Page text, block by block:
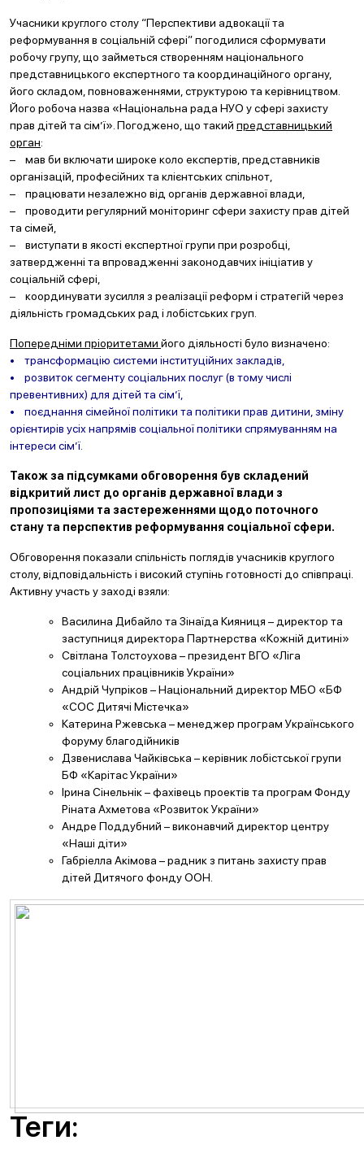
Учасники круглого столу “Перспективи адвокації та
реформування в соціальній сфері” погодилися сформувати
робочу групу, що займеться створенням національного
представницького експертного та координаційного органу,
його складом, повноваженнями, структурою та керівництвом.
Його робоча назва «Національна рада НУО у сфері захисту
прав дітей та сім’ї». Погоджено, що такий представницький
орган:
– мав би включати широке коло експертів, представників
організацій, професійних та клієнтських спільнот,
– працювати незалежно від органів державної влади,
– проводити регулярний моніторинг сфери захисту прав дітей
та сімей,
– виступати в якості експертної групи при розробці,
затвердженні та впровадженні законодавчих ініціатив у
соціальній сфері,
– координувати зусилля з реалізації реформ і стратегій через
діяльність громадських рад і лобістських груп.
Попередніми пріоритетами його діяльності було визначено:
• трансформацію системи інституційних закладів,
• розвиток сегменту соціальних послуг (в тому числі
превентивних) для дітей та сім’ї,
• поєднання сімейної політики та політики прав дитини, зміну
орієнтирів усіх напрямів соціальної політики спрямуванням на
інтереси сім’ї.
Також за підсумками обговорення був складений
відкритий лист до органів державної влади з
пропозиціями та застереженнями щодо поточного
стану та перспектив реформування соціальної сфери.
Обговорення показали спільність поглядів учасників круглого
столу, відповідальність і високий ступінь готовності до співпраці.
Активну участь у заході взяли:
Василина Дибайло та Зінаїда Кияниця – директор та
заступниця директора Партнерства «Кожній дитині»
Світлана Толстоухова – президент ВГО «Ліга
соціальних працівників України»
Андрій Чупріков – Національний директор МБО «БФ
«СОС Дитячі Містечка»
Катерина Ржевська – менеджер програм Українського
форуму благодійників
Дзвенислава Чайківська – керівник лобістської групи
БФ «Карітас України»
Ірина Сінельнік – фахівець проектів та програм Фонду
Ріната Ахметова «Розвиток України»
Андре Поддубний – виконавчий директор центру
«Наші діти»
Габріелла Акімова – радник з питань захисту прав
дітей Дитячого фонду ООН.
Теги: